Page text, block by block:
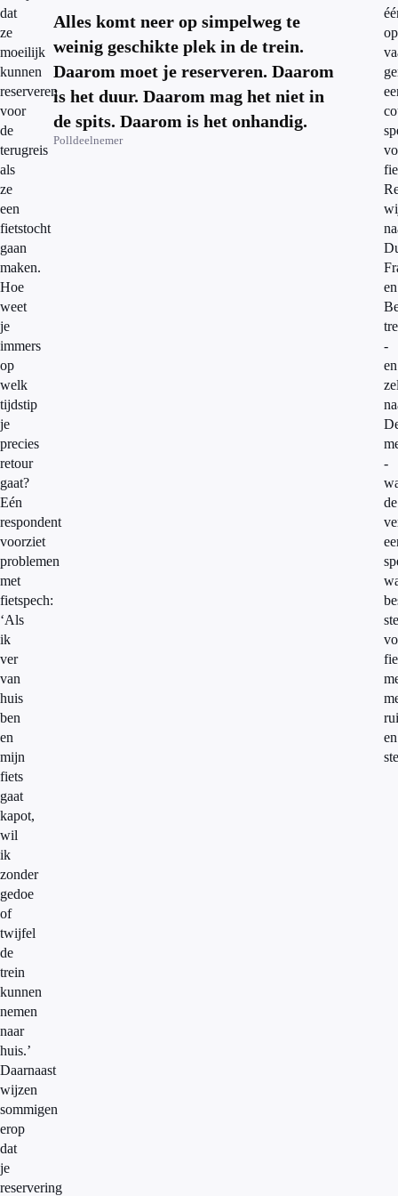
dat
ze
moeilijk
kunnen
reserveren
voor
de
terugreis
als
ze
een
fietstocht
gaan
maken.
Hoe
weet
je
immers
op
welk
tijdstip
je
precies
retour
gaat?
Eén
respondent
voorziet
problemen
met
fietspech:
‘Als
ik
ver
van
huis
ben
en
mijn
fiets
gaat
kapot,
wil
ik
zonder
gedoe
of
twijfel
de
trein
kunnen
nemen
naar
huis.’
Daarnaast
wijzen
sommigen
erop
dat
je
reservering
Alles komt neer op simpelweg te
weinig geschikte plek in de trein.
Daarom moet je reserveren. Daarom
is het duur. Daarom mag het niet in
de spits. Daarom is het onhandig.
Polldeelnemer
en
-
en
-
de
en